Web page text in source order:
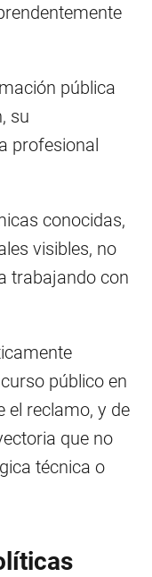
pública
su
profesional
conocidas,
visibles, no
trabajando con
público en
el reclamo, y de
que no
técnica o